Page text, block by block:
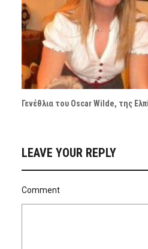
Γενέθλια του Oscar Wilde, της
LEAVE YOUR REPLY
Comment